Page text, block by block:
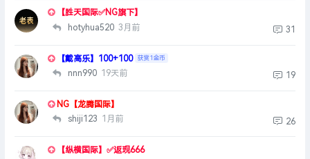
【胜天国际✅NG旗下】
hotyhua520 3月前 31
【戴高乐】100+100 获赏1金币
nnn990 19天前 19
NG【龙腾国际】
shiji123 1月前 26
【纵横国际】✅返现666